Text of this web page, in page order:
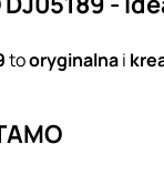
tooryginalnai